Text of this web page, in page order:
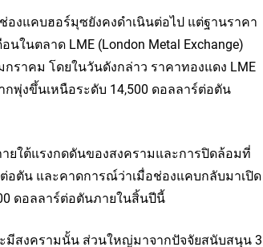
องแคบฮอร์มุซยังคงดำเนินต่อไป แต่ฐานราคา
ในตลาด LME (London Metal Exchange)
ราคม โดยในวันดังกล่าว ราคาทองแดง LME
พุ่งขึ้นเหนือระดับ 14,500 ดอลลาร์ต่อตัน
ยใต้แรงกดดันของสงครามและการปิดล้อมที่
อตัน และคาดการณ์ว่าเมื่อช่องแคบกลับมาเปิด
ดอลลาร์ต่อตันภายในสิ้นปีนี้
มีสงครามนั้น ส่วนใหญ่มาจากปัจจัยสนับสนุน 3